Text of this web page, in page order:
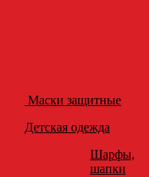
Маски защитные
Детская одежда
Шарфы,
шапки